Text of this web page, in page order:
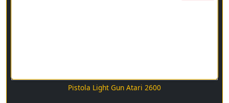
Pistola Light Gun Atari 2600